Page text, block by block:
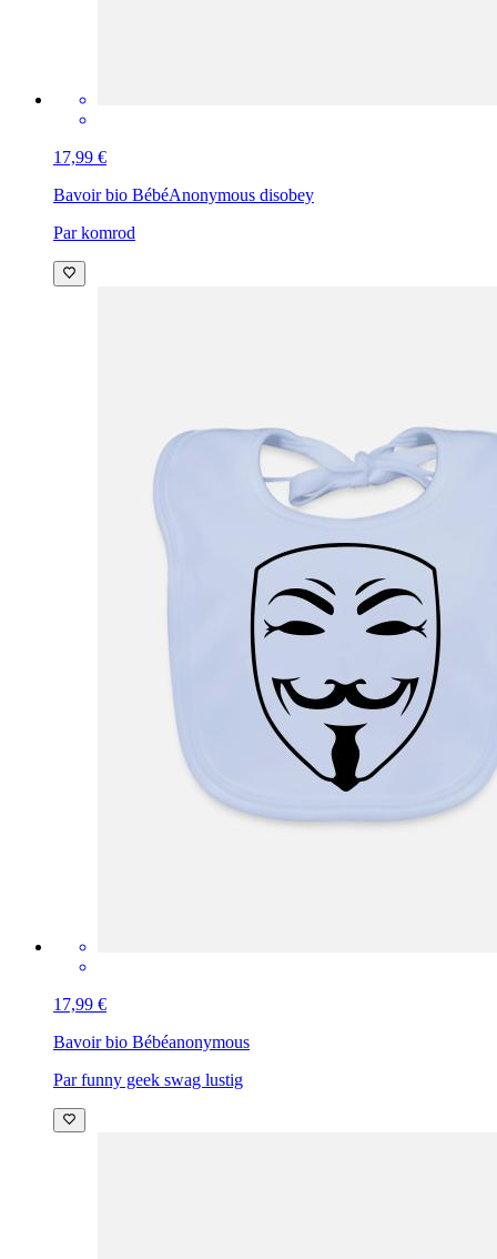
17,99 €
Bavoir bio BébéAnonymous disobey
Par komrod
17,99 €
Bavoir bio Bébéanonymous
Par funny geek swag lustig